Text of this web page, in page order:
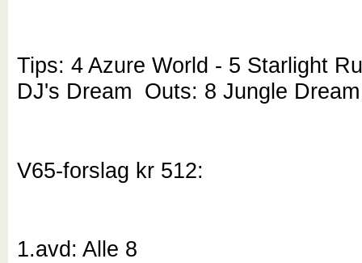
Tips: 4 Azure World - 5 Starlight
DJ's Dream Outs: 8 Jungle
V65-forslag kr 512:
1.avd: Alle 8